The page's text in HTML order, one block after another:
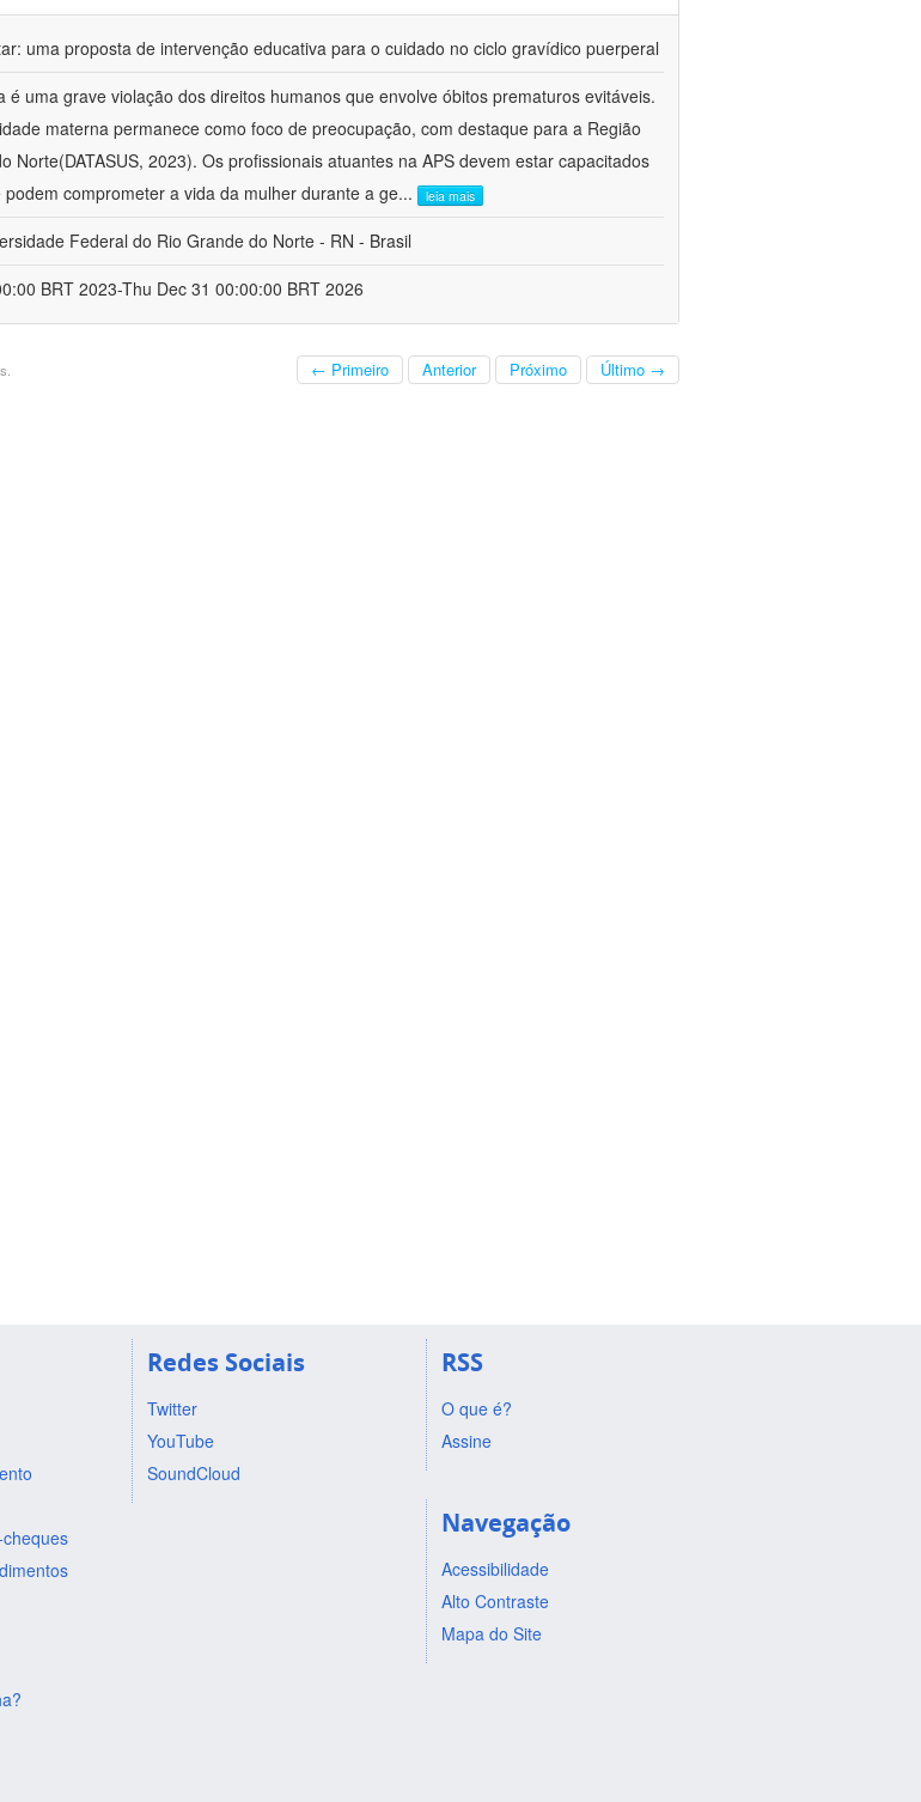
uma proposta de intervenção educativa para o cuidado no ciclo gravídico puerperal
é uma grave violação dos direitos humanos que envolve óbitos prematuros evitáveis.
materna permanece como foco de preocupação, com destaque para a Região
Norte(DATASUS, 2023). Os profissionais atuantes na APS devem estar capacitados
comprometer a vida da mulher durante a ge... leia mais
Federal do Rio Grande do Norte - RN - Brasil
BRT 2023-Thu Dec 31 00:00:00 BRT 2026
← Primeiro Anterior Próximo Último →
Redes Sociais
Twitter
YouTube
SoundCloud
RSS
O que é?
Assine
Navegação
Acessibilidade
Alto Contraste
Mapa do Site